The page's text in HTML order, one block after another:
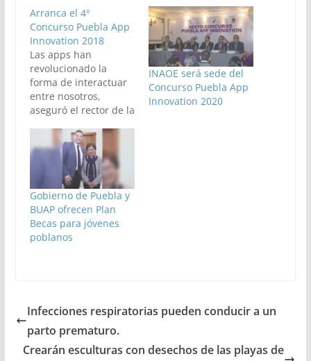
Arranca el 4º
Concurso Puebla App
Innovation 2018
Las apps han
revolucionado la
forma de interactuar
entre nosotros,
aseguró el rector de la
Derbez Bautista, al
inaugurar el Concurso
Puebla App
Innovation 2018.
INAOE será sede del
Concurso Puebla App
Innovation 2020
Gobierno de Puebla y
BUAP ofrecen Plan
Becas para jóvenes
poblanos
Infecciones respiratorias pueden conducir a un
parto prematuro.
Crearán esculturas con desechos de las playas de